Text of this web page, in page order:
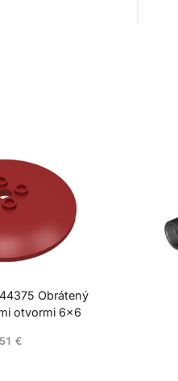
Obrátený
otvormi 6×6
€